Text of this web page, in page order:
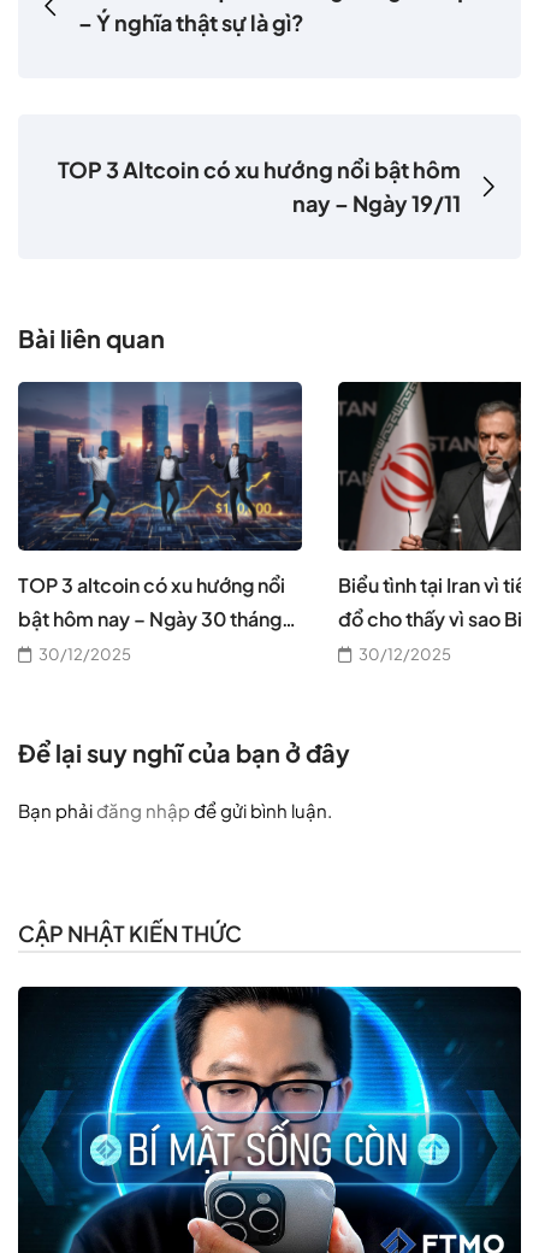
– Ý nghĩa thật sự là gì?
TOP 3 Altcoin có xu hướng nổi bật hôm
nay – Ngày 19/11
Bài liên quan
TOP 3 altcoin có xu hướng nổi
bật hôm nay – Ngày 30 tháng
12 30/12/2025
Biểu tình tại Iran vì
đổ cho thấy vì sao
cần thiết, theo CEO
30/12/2025
Để lại suy nghĩ của bạn ở đây
Bạn phải đăng nhập để gửi bình luận.
CẬP NHẬT KIẾN THỨC